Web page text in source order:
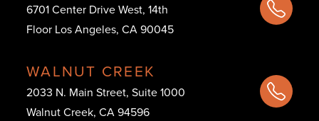
6701 Center Drive West, 14th
Floor Los Angeles, CA 90045
WALNUT CREEK
2033 N. Main Street, Suite 1000
Walnut Creek, CA 94596